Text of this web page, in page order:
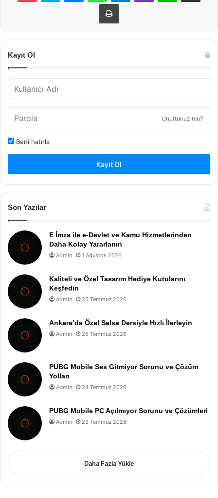
Yazdır
Kayıt Ol
Unuttunuz mu?
Beni hatırla
Kayıt Ol
Son Yazılar
E İmza ile e-Devlet ve Kamu Hizmetlerinden
Daha Kolay Yararlanın
Admin 1 Ağustos 2026
Kaliteli ve Özel Tasarım Hediye Kutularını
Keşfedin
Admin 25 Temmuz 2026
Ankara’da Özel Salsa Dersiyle Hızlı İlerleyin
Admin 25 Temmuz 2026
PUBG Mobile Ses Gitmiyor Sorunu ve Çözüm
Yolları
Admin 24 Temmuz 2026
PUBG Mobile PC Açılmıyor Sorunu ve Çözümleri
Admin 23 Temmuz 2026
Daha Fazla Yükle